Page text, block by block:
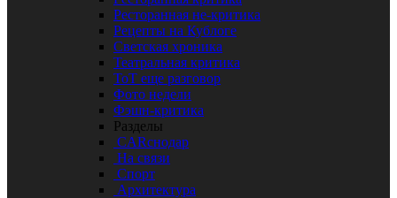
Ресторанная не-критика
Рецепты на Кублоге
Светская хроника
Театральная критика
ТоТ еще разговор
Фото недели
Фэшн-критика
Разделы
CARснодар
На связи
Спорт
Архитектура